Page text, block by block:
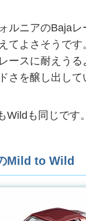
ルニアのBaja
てよさそうです
ースに耐えうる
さを醸し出して
Wildも同じです。
Mild to Wild